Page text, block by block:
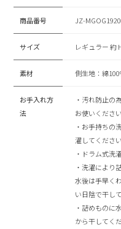
商品番号 JZ-
サイズ レギュラー 約
素材 側生地：綿
お手入れ方
法
・汚れ防止の
お使いください
・お手持ちの
濯してください
・ドラム式洗
・洗濯により
水後は手早く
い日陰で干し
・詰めものに
から干してく